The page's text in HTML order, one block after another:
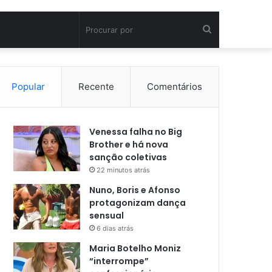
por
Popular Recente Comentários
Venessa falha no Big
Brother e há nova
sanção coletivas
22 minutos atrás
Nuno, Boris e Afonso
protagonizam dança
sensual
6 dias atrás
Maria Botelho Moniz
“interrompe”